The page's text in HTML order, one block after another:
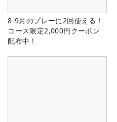
8-9月のプレーに2回使える！
コース限定2,000円クーポン
配布中！